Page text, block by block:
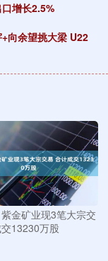
增长2.5%
向余望挑大梁 U22
金矿业现3笔大宗交
13230万股